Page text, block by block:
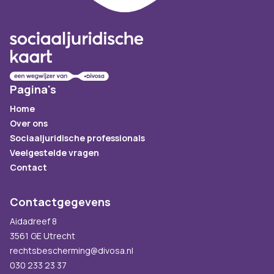
Pagina's
Home
Over ons
Sociaaljuridische professionals
Veelgestelde vragen
Contact
Contactgegevens
Aidadreef 8
3561 GE Utrecht
rechtsbescherming@divosa.nl
030 233 23 37